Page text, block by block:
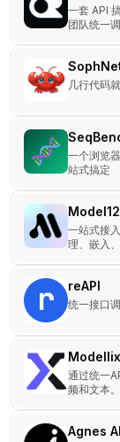
一套 API
团队统一
几行代码
一个浏览
站式搞定
一站式接
理、嵌入
reAPI
统一接口
Modellix
通过统一
频和文本。
Agnes AI